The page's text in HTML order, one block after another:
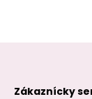
Zákaznícky